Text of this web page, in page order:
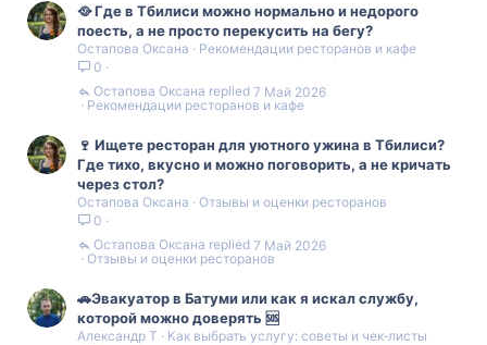
🥘 Где в Тбилиси можно нормально и недорого
поесть, а не просто перекусить на бегу?
Остапова Оксана
Рекомендации ресторанов и кафе
0
Рекомендации ресторанов и кафе
7 Май 2026
Остапова Оксана
🍷 Ищете ресторан для уютного ужина в Тбилиси?
Где тихо, вкусно и можно поговорить, а не кричать
через стол?
Остапова Оксана
Отзывы и оценки ресторанов
0
Отзывы и оценки ресторанов
7 Май 2026
Остапова Оксана
🚗Эвакуатор в Батуми или как я искал службу,
которой можно доверять 🆘
Александр Т
Как выбрать услугу: советы и чек‑листы